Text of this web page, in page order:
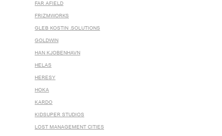
FAR AFIELD
FRIZMWORKS
GLEB KOSTIN .SOLUTIONS
GOLDWIN
HAN KJOBENHAVN
HELAS
HERESY
HOKA
KARDO
KIDSUPER STUDIOS
LOST MANAGEMENT CITIES